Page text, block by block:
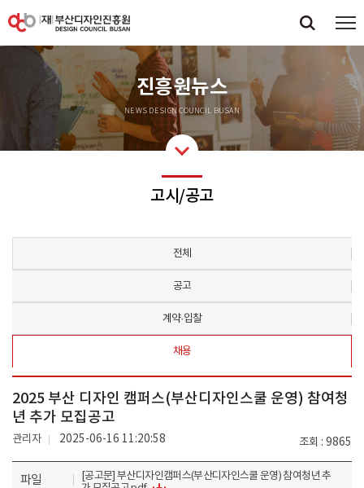
진흥원뉴스
NEWS DESIGN COUNCIL BUSAN
고시/공고
전체
공고
계약·입찰
채용
2025 부산 디자인 캠퍼스(부산디자인스쿨 운영) 참여청
년 추가 모집공고
조회 9865
관리자 2025-06-16 11:20:58
파일
[공고문] 부산디자인캠퍼스(부산디자인스쿨 운영) 참여청년 추